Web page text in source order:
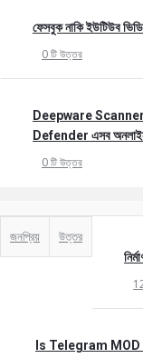
ফেসবুক নাকি ইউটিউব
0 টি উত্তর
Deepware
Defender এসব
0 টি উত্তর
জনপ্রিয় উত্তর
Is Telegram